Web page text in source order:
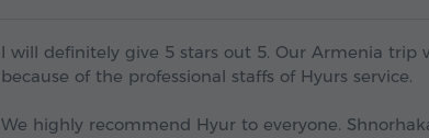
I will definitely give 5 stars out 5. Our Armenia trip
because of the professional staffs of Hyurs service.
We highly recommend Hyur to everyone.